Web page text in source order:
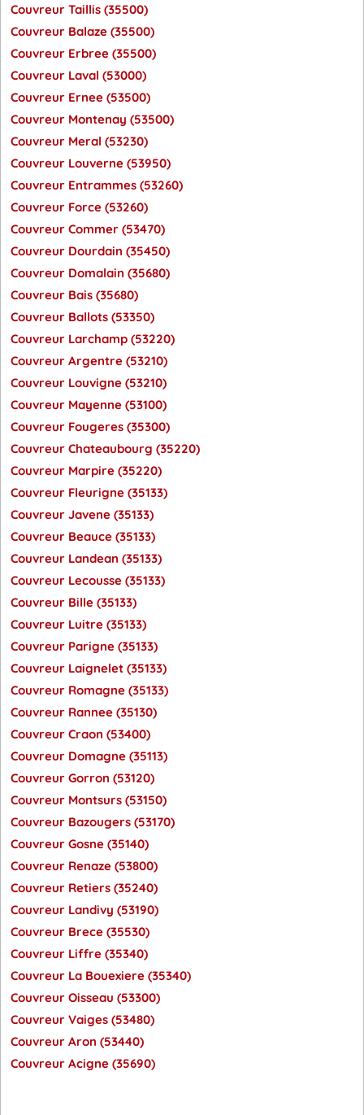
Couvreur Taillis (35500)
Couvreur Balaze (35500)
Couvreur Erbree (35500)
Couvreur Laval (53000)
Couvreur Ernee (53500)
Couvreur Montenay (53500)
Couvreur Meral (53230)
Couvreur Louverne (53950)
Couvreur Entrammes (53260)
Couvreur Force (53260)
Couvreur Commer (53470)
Couvreur Dourdain (35450)
Couvreur Domalain (35680)
Couvreur Bais (35680)
Couvreur Ballots (53350)
Couvreur Larchamp (53220)
Couvreur Argentre (53210)
Couvreur Louvigne (53210)
Couvreur Mayenne (53100)
Couvreur Fougeres (35300)
Couvreur Chateaubourg (35220)
Couvreur Marpire (35220)
Couvreur Fleurigne (35133)
Couvreur Javene (35133)
Couvreur Beauce (35133)
Couvreur Landean (35133)
Couvreur Lecousse (35133)
Couvreur Bille (35133)
Couvreur Luitre (35133)
Couvreur Parigne (35133)
Couvreur Laignelet (35133)
Couvreur Romagne (35133)
Couvreur Rannee (35130)
Couvreur Craon (53400)
Couvreur Domagne (35113)
Couvreur Gorron (53120)
Couvreur Montsurs (53150)
Couvreur Bazougers (53170)
Couvreur Gosne (35140)
Couvreur Renaze (53800)
Couvreur Retiers (35240)
Couvreur Landivy (53190)
Couvreur Brece (35530)
Couvreur Liffre (35340)
Couvreur La Bouexiere (35340)
Couvreur Oisseau (53300)
Couvreur Vaiges (53480)
Couvreur Aron (53440)
Couvreur Acigne (35690)